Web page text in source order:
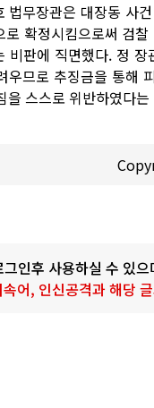
법무장관은 대장동 사
확정시킴으로써 검
비판에 직면했다. 정
우므로 추징금을 통해
을 스스로 위반하였다
그인후 사용하실 수 있
어, 인신공격과 해당